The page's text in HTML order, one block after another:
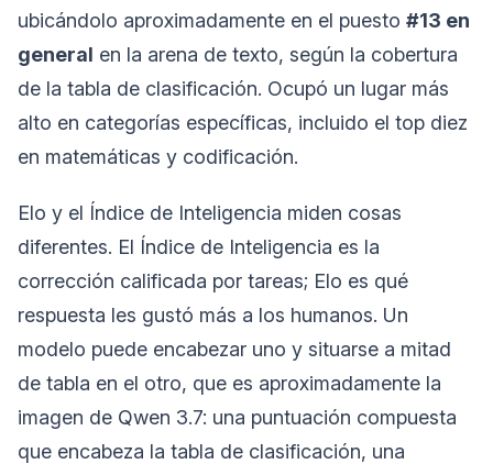
ubicándolo aproximadamente en el puesto #13 en
general en la arena de texto, según la cobertura
de la tabla de clasificación. Ocupó un lugar más
alto en categorías específicas, incluido el top diez
en matemáticas y codificación.
Elo y el Índice de Inteligencia miden cosas
diferentes. El Índice de Inteligencia es la
corrección calificada por tareas; Elo es qué
respuesta les gustó más a los humanos. Un
modelo puede encabezar uno y situarse a mitad
de tabla en el otro, que es aproximadamente la
imagen de Qwen 3.7: una puntuación compuesta
que encabeza la tabla de clasificación, una